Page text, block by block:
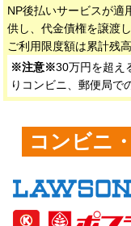
NP後払いサービスが適
供し、代金債権を譲渡し
ご利用限度額は累計残
※注意※30万円を超え
りコンビニ、郵便局で
コンビニ